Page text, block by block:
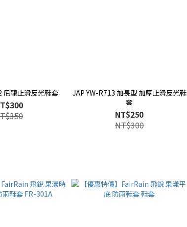
尼龍止滑反光鞋套
JAP YW-R713 加長型 加厚止滑反光鞋
套
NT$250
NT$300